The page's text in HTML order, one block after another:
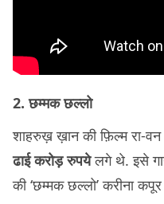
2. छम्मक छल्लो
शाहरुख़ ख़ान की फ़िल्म रा-वन
ढाई करोड़ रुपयेलगे थे. इसे
की ‘छम्मक छल्लो’ करीना